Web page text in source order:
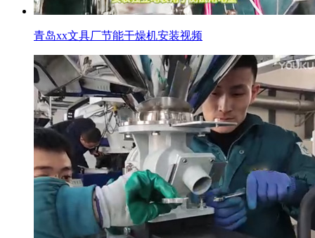
青岛xx文具厂节能干燥机安装视频